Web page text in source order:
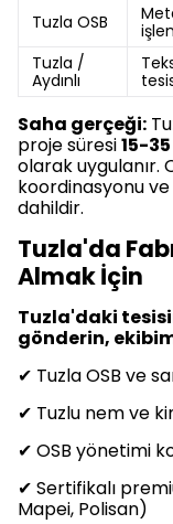
Tuzla OSB
Tuzla /
Aydınlı
Saha gerçeği:
proje süresi15-
olarak uygulanır.
koordinasyonu
dahildir.
Tuzla'da
Almak İçin
Tuzla'daki
gönderin,
✔ Tuzla OSB ve
✔ Tuzlu nem ve
✔ OSB yönetimi
✔ Sertifikalı
Mapei, Polisan)